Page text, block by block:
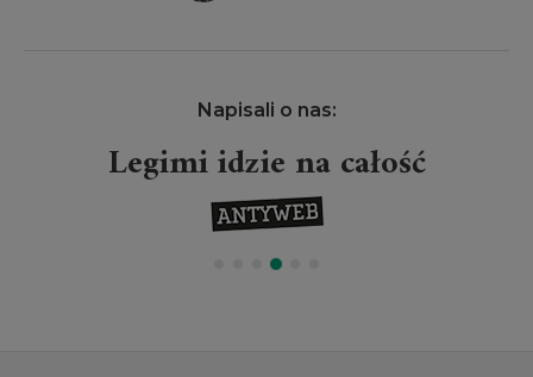
Napisali o nas:
Legimi idzie na całość